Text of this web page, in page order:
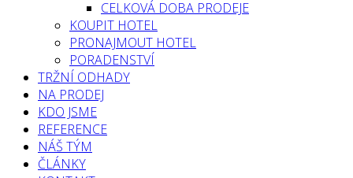
CELKOVÁ DOBA PRODEJE
KOUPIT HOTEL
PRONAJMOUT HOTEL
PORADENSTVÍ
TRŽNÍ ODHADY
NA PRODEJ
KDO JSME
REFERENCE
NÁŠ TÝM
ČLÁNKY